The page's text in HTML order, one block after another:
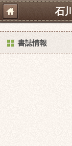
石
書誌情報